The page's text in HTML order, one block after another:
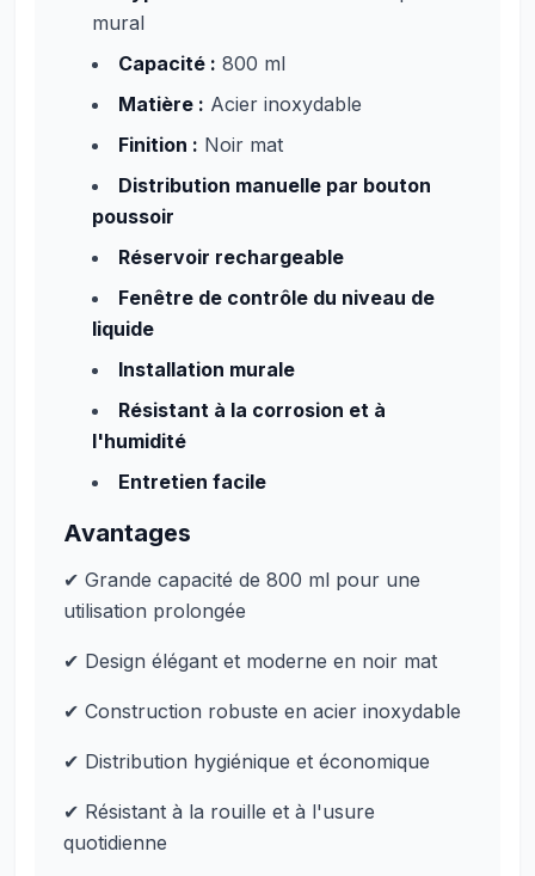
mural
Capacité : 800 ml
Matière : Acier inoxydable
Finition : Noir mat
Distribution manuelle par bouton
poussoir
Réservoir rechargeable
Fenêtre de contrôle du niveau de
liquide
Installation murale
Résistant à la corrosion et à
l'humidité
Entretien facile
Avantages
✔ Grande capacité de 800 ml pour une
utilisation prolongée
✔ Design élégant et moderne en noir mat
✔ Construction robuste en acier inoxydable
✔ Distribution hygiénique et économique
✔ Résistant à la rouille et à l'usure
quotidienne